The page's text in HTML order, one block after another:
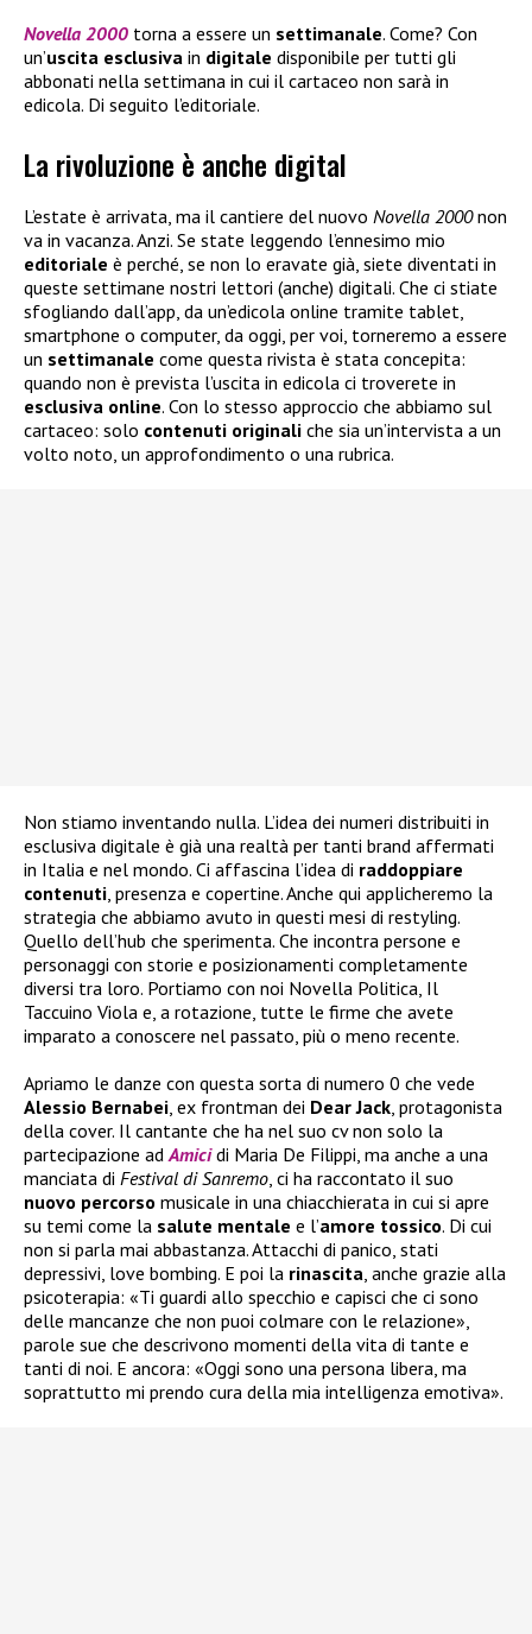
Novella 2000 torna a essere un settimanale. Come? Con
un’uscita esclusiva in digitale disponibile per tutti gli
abbonati nella settimana in cui il cartaceo non sarà in
edicola. Di seguito l’editoriale.
La rivoluzione è anche digital
L’estate è arrivata, ma il cantiere del nuovo Novella 2000non
va in vacanza. Anzi. Se state leggendo l’ennesimo mio
editoriale è perché, se non lo eravate già, siete diventati in
queste settimane nostri lettori (anche) digitali. Che ci stiate
sfogliando dall’app, da un’edicola online tramite tablet,
smartphone o computer, da oggi, per voi, torneremo a essere
un settimanale come questa rivista è stata concepita:
quando non è prevista l’uscita in edicola ci troverete in
esclusiva online. Con lo stesso approccio che abbiamo sul
cartaceo: solo contenuti originali che sia un’intervista a un
volto noto, un approfondimento o una rubrica.
Non stiamo inventando nulla. L’idea dei numeri distribuiti in
esclusiva digitale è già una realtà per tanti brand affermati
in Italia e nel mondo. Ci affascina l’idea di raddoppiare
contenuti, presenza e copertine. Anche qui applicheremo la
strategia che abbiamo avuto in questi mesi di restyling.
Quello dell’hub che sperimenta. Che incontra persone e
personaggi con storie e posizionamenti completamente
diversi tra loro. Portiamo con noi Novella Politica, Il
Taccuino Viola e, a rotazione, tutte le firme che avete
imparato a conoscere nel passato, più o meno recente.
Apriamo le danze con questa sorta di numero 0 che vede
Alessio Bernabei, ex frontman dei Dear Jack, protagonista
della cover. Il cantante che ha nel suo cv non solo la
partecipazione adAmici di Maria De Filippi, ma anche a una
manciata di Festival di Sanremo, ci ha raccontato il suo
nuovo percorso musicale in una chiacchierata in cui si apre
su temi come la salute mentale e l’amore tossico. Di cui
non si parla mai abbastanza. Attacchi di panico, stati
depressivi, love bombing. E poi la rinascita, anche grazie alla
psicoterapia: «Ti guardi allo specchio e capisci che ci sono
delle mancanze che non puoi colmare con le relazione»,
parole sue che descrivono momenti della vita di tante e
tanti di noi. E ancora: «Oggi sono una persona libera, ma
soprattutto mi prendo cura della mia intelligenza emotiva».